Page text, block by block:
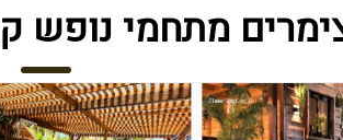
מתחמי נופש